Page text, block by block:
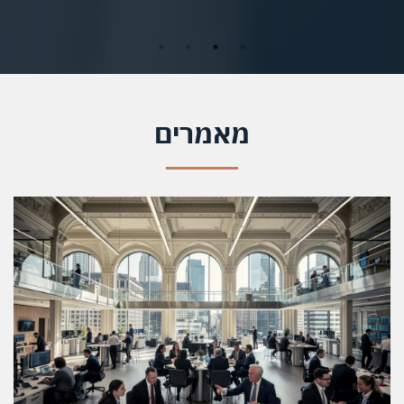
יועצים יכולים לזהות את מקור הבעיה ולהציע פתרונות שיהפכו את
העסק שלך לחזק יותר. זה עשוי להיות כרוך בביטול חוסר יעילות או
יועצים עסקיים יכולים להיות מועילים ביותר אם אתה מתרחב לשוק
לגבי האסטרטגיות של המתחרים.
יועצים עסקיים לעתים קרובות משתפים פעולה עם מגוון לקוחות
ומנהלים מספר פרויקטים בו זמנית. כדי להבטיח שהמאמצים
שלהם יניב תוצאות באיכות גבוהה, היועצים העסקיים חייבים
להישאר מאורגנים ועקביים.
הם חייבים גם להיות מסוגלים לתקשר בצורה יעילה עם הלקוחות
שלהם. זה יכול להיות מאתגר אם חסר להם מומחיות בענף שלהם
או חסר ניסיון בהיבטים מסוימים של פעילות עסקית.
מאמרים